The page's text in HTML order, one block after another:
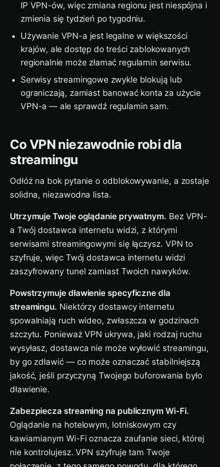
IP VPN-ów, więc zmiana regionu jest niespójna i
zmienia się tydzień po tygodniu.
Używanie VPN-a jest legalne w większości
krajów, ale dostęp do treści zablokowanych
regionalnie może złamać regulamin serwisu.
Serwisy streamingowe zwykle blokują lub
ograniczają, zamiast banować konta za użycie
VPN-a — ale sprawdź regulamin sam.
Co VPN niezawodnie robi dla
streamingu
Odłóż na bok pytanie o odblokowywanie, a zostaje
solidna, niezawodna lista.
Utrzymuje Twoje oglądanie prywatnym. Bez VPN-
a Twój dostawca internetu widzi, z którymi
serwisami streamingowymi się łączysz. VPN to
szyfruje, więc Twój dostawca internetu widzi
zaszyfrowany tunel zamiast Twoich nawyków.
Powstrzymuje dławienie specyficzne dla
streamingu. Niektórzy dostawcy internetu
spowalniają ruch wideo, zwłaszcza w godzinach
szczytu. Ponieważ VPN ukrywa, jaki rodzaj ruchu
wysyłasz, dostawca nie może wyłowić streamingu,
by go zdławić — co może oznaczać stabilniejszą
jakość, jeśli przyczyną Twojego buforowania było
dławienie.
Zabezpiecza streaming na publicznym Wi-Fi.
Oglądanie na hotelowym, lotniskowym czy
kawiarnianym Wi-Fi oznacza zaufanie sieci, której
nie kontrolujesz. VPN szyfruje tam Twoje